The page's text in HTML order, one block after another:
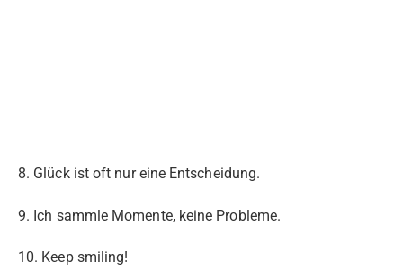
8. Glück ist oft nur eine Entscheidung.
9. Ich sammle Momente, keine Probleme.
10. Keep smiling!